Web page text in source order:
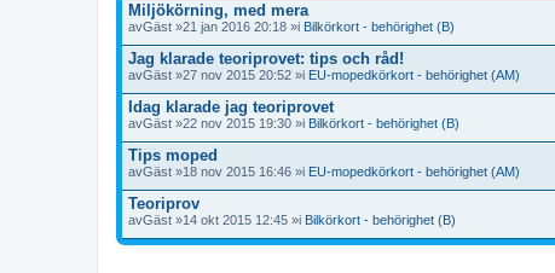
Miljökörning, med mera
avGäst »21 jan 2016 20:18 »i Bilkörkort - behörighet (B)
Jag klarade teoriprovet: tips och råd!
avGäst »27 nov 2015 20:52 »i EU-mopedkörkort - behörighet (AM)
Idag klarade jag teoriprovet
avGäst »22 nov 2015 19:30 »i Bilkörkort - behörighet (B)
Tips moped
avGäst »18 nov 2015 16:46 »i EU-mopedkörkort - behörighet (AM)
Teoriprov
avGäst »14 okt 2015 12:45 »i Bilkörkort - behörighet (B)